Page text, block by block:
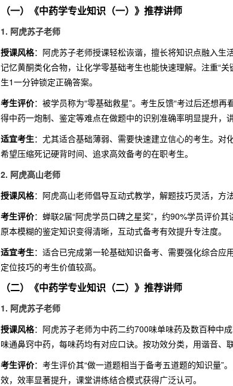
（一）《中药学专业知识（一）》推荐讲师
1. 阿虎苏子老师
授课风格：阿虎苏子老师授课轻松诙谐，擅长将知识点融入生
记忆黄酮类化合物，让化学零基础考生也能快速理解。注重“
生1一分钟锁定正确答案。
考生评价：被学员称为“零基础救星”。考生反馈“考过后还想
得中药一炮制、鉴定等难点在做题中的识别准确率明显提升，
适宜考生：尤其适合基础薄弱、需要快速建立信心的考生。
希望压缩死记硬背时间、追求高效备考的在职考生。
2. 阿虎高山老师
授课风格：阿虎高山老师倡导互动式教学，解题技巧灵活，方
考生评价：蝉联2届“阿虎学员口碑之星奖”，约90%学员评价
原本模糊的鉴定知识变得清晰，互动式备考有效提升专注度。
适宜考生：适合已完成第一轮基础知识备考、需要强化综合
定位技巧的考生价值较高。
（二）《中药学专业知识（二）》推荐讲师
1. 阿虎苏子老师
授课风格：阿虎苏子老师为中药二约700味单味药及数百种中
味通鼻窍中药，每味药均有对应口诀。按功效分类，用谐音、
考生评价：考生评价其“做一道题相当于备考五道题的知识量”
效，效率显著提升，课堂讲练结合模式获得广泛认可。